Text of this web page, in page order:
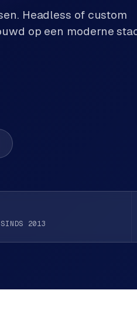
Headless of custom
op een moderne
SINDS 2013